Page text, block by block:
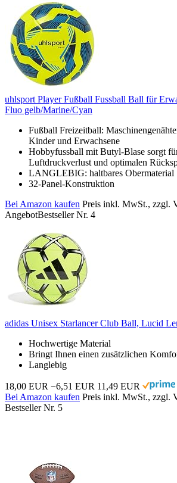
uhlsport Player Fußball Fussball Ball für
Fluo gelb/Marine/Cyan
Fußball Freizeitball:
Kinder und Erwachsene
Hobbyfussball mit Butyl-Blase sorgt
Luftdruckverlust und optimalen
LANGLEBIG: haltbares Obermaterial
32-Panel-Konstruktion
Bei Amazon kaufen Preis inkl. MwSt., zzgl.
AngebotBestseller Nr. 4
adidas Unisex Starlancer Club Ball, Lucid
Hochwertige Material
Bringt Ihnen einen zusätzlichen
Langlebig
18,00 EUR −6,51 EUR 11,49 EUR
Bei Amazon kaufen Preis inkl. MwSt., zzgl.
Bestseller Nr. 5